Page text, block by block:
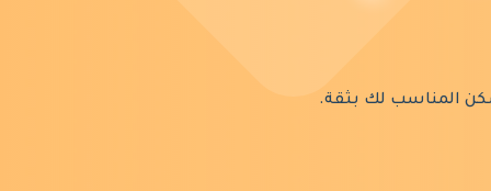
المناسب لك بثقة.